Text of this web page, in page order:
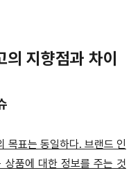
지향점과 차이
목표는 동일하다. 브랜드 인
품에 대한 정보를 주는 것